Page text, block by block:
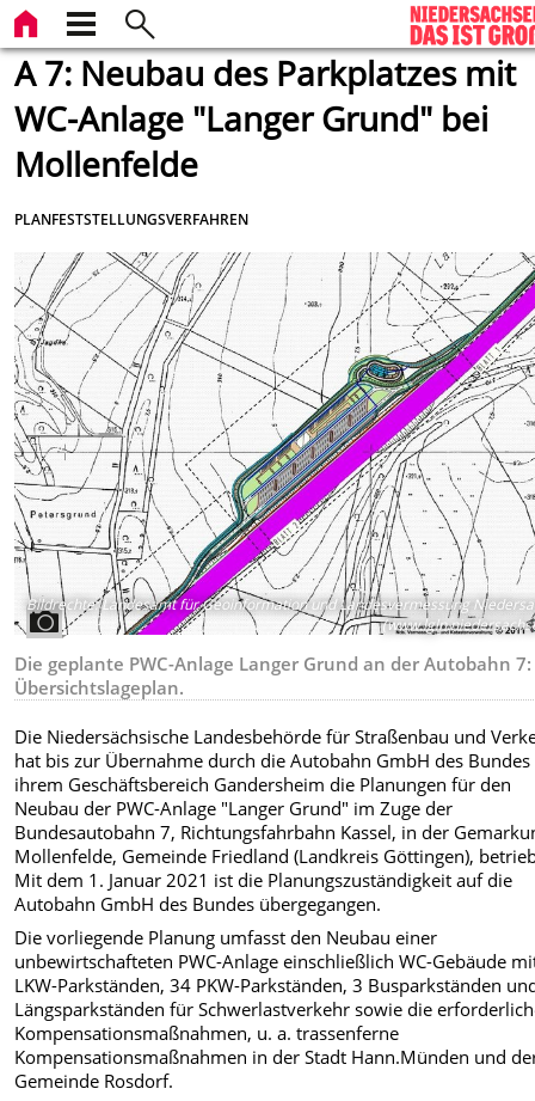
A 7: Neubau des Parkplatzes mit
WC-Anlage "Langer Grund" bei
Mollenfelde
PLANFESTSTELLUNGSVERFAHREN
Bildrechte:Landesamt für Geoinformation und Landesvermessung
Die geplante PWC-Anlage Langer Grund an der Autobahn 7:
Übersichtslageplan.
Die Niedersächsische Landesbehörde für Straßenbau und
hat bis zur Übernahme durch die Autobahn GmbH des
ihrem Geschäftsbereich Gandersheim die Planungen für den
Neubau der PWC-Anlage "Langer Grund" im Zuge der
Bundesautobahn 7, Richtungsfahrbahn Kassel, in der
Mollenfelde, Gemeinde Friedland (Landkreis Göttingen),
Mit dem 1. Januar 2021 ist die Planungszuständigkeit auf die
Autobahn GmbH des Bundes übergegangen.
Die vorliegende Planung umfasst den Neubau einer
unbewirtschafteten PWC-Anlage einschließlich WC-Gebäude
LKW-Parkständen, 34 PKW-Parkständen, 3 Busparkständen
Längsparkständen für Schwerlastverkehr sowie die
Kompensationsmaßnahmen, u. a. trassenferne
Kompensationsmaßnahmen in der Stadt Hann.Münden und
Gemeinde Rosdorf.